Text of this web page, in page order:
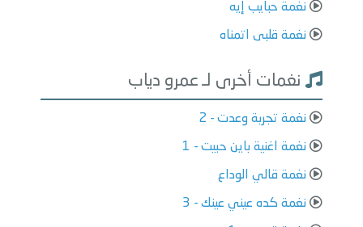
نغمة حبايب إيه
نغمة قلبى اتمناه
نغمات أخرى لـ عمرو دياب
نغمة تجربة وعدت - 2
نغمة اغنية باين حبيت - 1
نغمة قالي الوداع
نغمة كده عيني عينك - 3